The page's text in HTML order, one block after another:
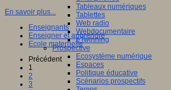
Tableaux numériques
Tablettes
Web radio
Webdocumentaire
eTwinning
Prospective
Ecosystème numérique
Espaces
Politique éducative
Scénarios prospectifs
En savoir plus...
Enseignants
Enseigner et apprendre
Ecole maternelle
Précédent
1
2
3